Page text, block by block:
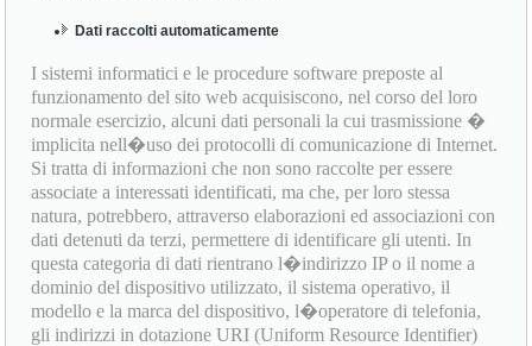
Dati raccolti automaticamente
I sistemi informatici e le procedure software preposte al
funzionamento del sito web acquisiscono, nel corso del loro
normale esercizio, alcuni dati personali la cui trasmissione �
implicita nell�uso dei protocolli di comunicazione di Internet.
Si tratta di informazioni che non sono raccolte per essere
associate a interessati identificati, ma che, per loro stessa
natura, potrebbero, attraverso elaborazioni ed associazioni con
dati detenuti da terzi, permettere di identificare gli utenti. In
questa categoria di dati rientrano l�indirizzo IP o il nome a
dominio del dispositivo utilizzato, il sistema operativo, il
modello e la marca del dispositivo, l�operatore di telefonia,
gli indirizzi in dotazione URI (Uniform Resource Identifier)